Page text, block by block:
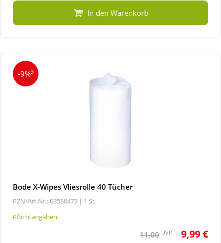
In den Warenkorb
-9%3
Bode X-Wipes Vliesrolle 40 Tücher
PZN/Art.Nr.: 03538473 | 1 St
Pflichtangaben
11,00 UVP 1 9,99 €